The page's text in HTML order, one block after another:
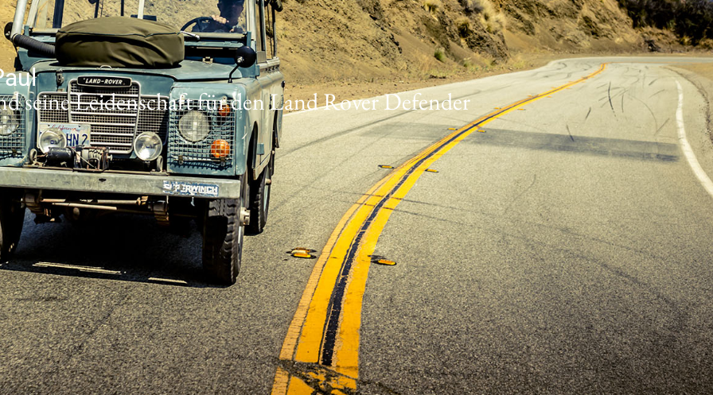
seine Leidenschaft für den Land Rover Defender